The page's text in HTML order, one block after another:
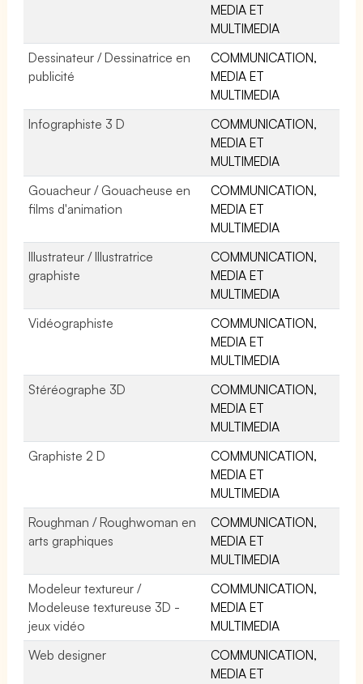
MEDIA ET
MULTIMEDIA
Dessinateur / Dessinatrice en
publicité
COMMUNICATION,
MEDIA ET
MULTIMEDIA
Infographiste 3 D
COMMUNICATION,
MEDIA ET
MULTIMEDIA
Gouacheur / Gouacheuse en
films d'animation
COMMUNICATION,
MEDIA ET
MULTIMEDIA
Illustrateur / Illustratrice
graphiste
COMMUNICATION,
MEDIA ET
MULTIMEDIA
Vidéographiste
COMMUNICATION,
MEDIA ET
MULTIMEDIA
Stéréographe 3D
COMMUNICATION,
MEDIA ET
MULTIMEDIA
Graphiste 2 D
COMMUNICATION,
MEDIA ET
MULTIMEDIA
Roughman / Roughwoman en
arts graphiques
COMMUNICATION,
MEDIA ET
MULTIMEDIA
Modeleur textureur /
Modeleuse textureuse 3D -
jeux vidéo
COMMUNICATION,
MEDIA ET
MULTIMEDIA
Web designer
COMMUNICATION,
MEDIA ET